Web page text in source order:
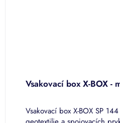
Vsakovací box X-BOX -
Vsakovací box X-BOX SP